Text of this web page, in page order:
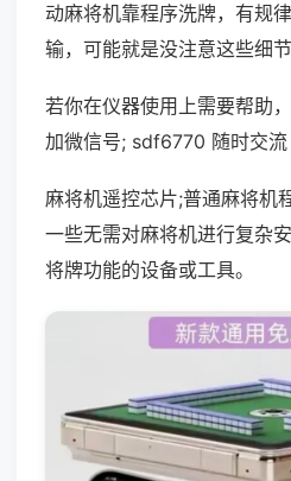
动麻将机靠程序洗牌，有规
输，可能就是没注意这些细节
若你在仪器使用上需要帮助
加微信号; sdf6770 随时交流
麻将机遥控芯片;普通麻将机
一些无需对麻将机进行复杂
将牌功能的设备或工具。